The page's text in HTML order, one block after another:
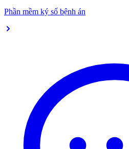
Phần mềm ký số bệnh án